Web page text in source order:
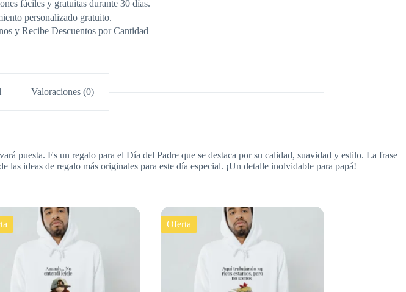
fáciles y gratuitas durante 30 días.
personalizado gratuito.
y Recibe Descuentos por Cantidad
Valoraciones (0)
puesta. Es un regalo para el Día del Padre que se destaca por su calidad, suavidad y estilo. La frase
ideas de regalo más originales para este día especial. ¡Un detalle inolvidable para papá!
Oferta